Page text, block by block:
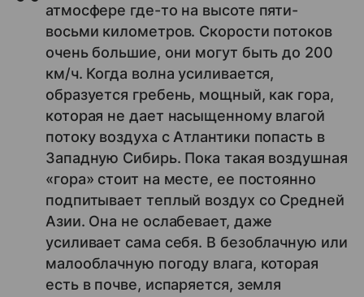
атмосфере где-то на высоте пяти-
восьми километров. Скорости потоков
очень большие, они могут быть до 200
км/ч. Когда волна усиливается,
образуется гребень, мощный, как гора,
которая не дает насыщенному влагой
потоку воздуха с Атлантики попасть в
Западную Сибирь. Пока такая воздушная
«гора» стоит на месте, ее постоянно
подпитывает теплый воздух со Средней
Азии. Она не ослабевает, даже
усиливает сама себя. В безоблачную или
малооблачную погоду влага, которая
есть в почве, испаряется, земля